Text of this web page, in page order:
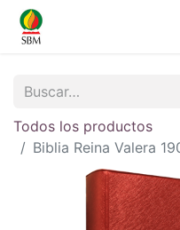
Todos los productos
Biblia Reina Valera